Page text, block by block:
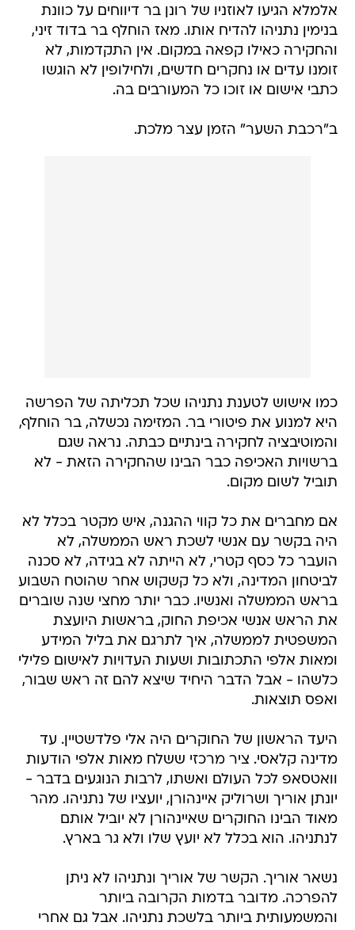
אלמלא הגיעו לאוזניו של רונן בר דיווחים על כוונת
בנימין נתניהו להדיח אותו. מאז הוחלף בר בדוד זיני,
והחקירה כאילו קפאה במקום. אין התקדמות, לא
זומנו עדים או נחקרים חדשים, ולחילופין לא הוגשו
כתבי אישום או זוכו כל המעורבים בה.
ב"רכבת השער" הזמן עצר מלכת.
כמו אישוש לטענת נתניהו שכל תכליתה של הפרשה
היא למנוע את פיטורי בר. המזימה נכשלה, בר הוחלף,
והמוטיבציה לחקירה בינתיים כבתה. נראה שגם
ברשויות האכיפה כבר הבינו שהחקירה הזאת - לא
תוביל לשום מקום.
אם מחברים את כל קווי ההגנה, איש מקטר בכלל לא
היה בקשר עם אנשי לשכת ראש הממשלה, לא
הועבר כל כסף קטרי, לא הייתה לא בגידה, לא סכנה
לביטחון המדינה, ולא כל קשקוש אחר שהוטח השבוע
בראש הממשלה ואנשיו. כבר יותר מחצי שנה שוברים
את הראש אנשי אכיפת החוק, בראשות היועצת
המשפטית לממשלה, איך לתרגם את בליל המידע
ומאות אלפי התכתובות ושעות העדויות לאישום פלילי
כלשהו - אבל הדבר היחיד שיצא להם זה ראש שבור,
ואפס תוצאות.
היעד הראשון של החוקרים היה אלי פלדשטיין. עד
מדינה קלאסי. ציר מרכזי ששלח מאות אלפי הודעות
וואטסאפ לכל העולם ואשתו, לרבות הנוגעים בדבר -
יונתן אוריך ושרוליק איינהורן, יועציו של נתניהו. מהר
מאוד הבינו החוקרים שאיינהורן לא יוביל אותם
לנתניהו. הוא בכלל לא יועץ שלו ולא גר בארץ.
נשאר אוריך. הקשר של אוריך ונתניהו לא ניתן
להפרכה. מדובר בדמות הקרובה ביותר
והמשמעותית ביותר בלשכת נתניהו. אבל גם אחרי